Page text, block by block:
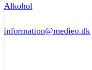
Alkohol
information@medieo.dk